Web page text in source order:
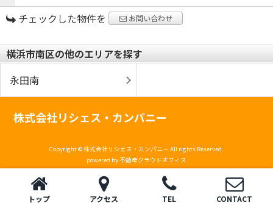
チェックした物件を お問い合わせ
横浜市南区の他のエリアを探す
永田南
トップ お問い合わせ
株式会社リシェス・カンパニー
トップ アクセス TEL CONTACT
Copyright © 株式会社リシェス・カンパニー All rights Reserved.
powered by 不動産クラウドオフィス